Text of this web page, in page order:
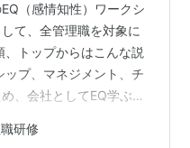
（感情知性）ワークシ
て、全管理職を対象に
トップからはこんな説
プ、マネジメント、チ
、会社としてEQ学ぶこ
職の方がこんな言葉を
研修